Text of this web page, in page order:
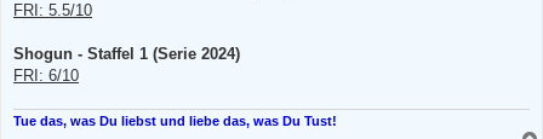
FRI: 5.5/10
Shogun - Staffel 1 (Serie 2024)
FRI: 6/10
Tue das, was Du liebst und liebe das, was Du Tust!